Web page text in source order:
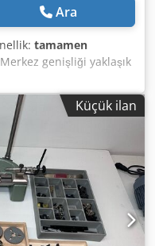
Ara
tamamen
genişliği yaklaşık
üstündeki
rpm arasında 24 hız
ilerleme, kademesiz
Küçük ilan